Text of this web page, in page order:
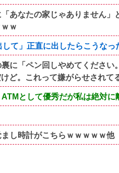
あなたの家じゃありません
ｗ
て」正直に出したらこうなっ
に「ペン回しやめてください
ど。これって嫌がらせされて
として優秀だが私は絶対に
し時計がこちらｗｗｗｗｗ他